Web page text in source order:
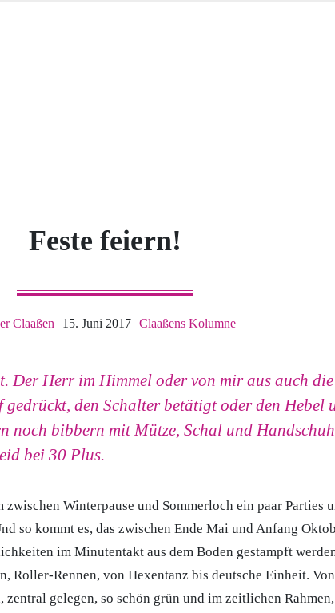
Feste feiern!
Claaßen 15. Juni 2017 Claaßens Kolumne
Der Herr im Himmel oder von mir aus auch
den Schalter betätigt oder den Hebel
noch bibbern mit Mütze, Schal und
bei 30 Plus.
Winterpause und Sommerloch ein paar Parties
so kommt es, das zwischen Ende Mai und Anfang
im Minutentakt aus dem Boden gestampft
Roller-Rennen, von Hexentanz bis deutsche Einheit.
gelegen, so schön grün und im zeitlichen